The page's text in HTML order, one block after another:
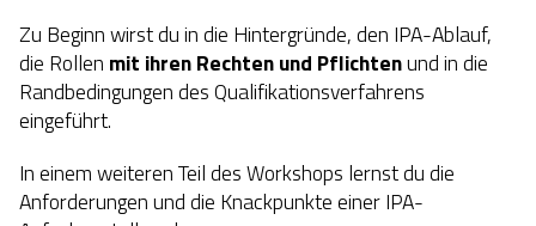
Zu Beginn wirst du in die Hintergründe, den IPA-Ablauf,
die Rollen mit ihren Rechten und Pflichtenund in die
Randbedingungen des Qualifikationsverfahrens
eingeführt.
In einem weiteren Teil des Workshops lernst du die
Anforderungen und die Knackpunkte einer IPA-